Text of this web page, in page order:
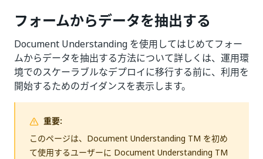
フォームからデータを抽出する
Document Understanding を使用してはじめてフォー
ムからデータを抽出する方法について詳しくは、運用環
境でのスケーラブルなデプロイに移行する前に、利用を
開始するためのガイダンスを表示します。
重要:
このページは、Document Understanding TM を初め
て使用するユーザーに Document Understanding TM